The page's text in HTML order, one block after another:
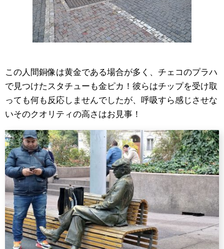
この人間銅像は黄金である場合が多く、チェコのプラハ
で見つけたスタチューも金ピカ！彼らはチップを受け取
っても何も反応しませんでしたが、呼吸すら感じさせな
いそのクオリティの高さはお見事！